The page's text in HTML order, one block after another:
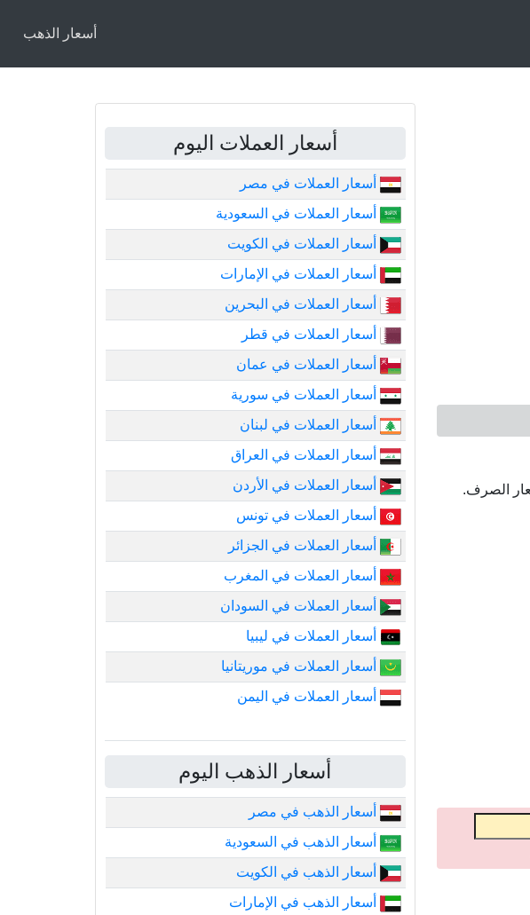
أسعار الذهب
أسعار العملات اليوم
أسعار العملات في مصر
أسعار العملات في السعودية
أسعار العملات في الكويت
أسعار العملات في الإمارات
أسعار العملات في البحرين
أسعار العملات في قطر
أسعار العملات في عمان
أسعار العملات في سورية
أسعار العملات في لبنان
أسعار العملات في العراق
أسعار العملات في الأردن
أسعار العملات في تونس
أسعار العملات في الجزائر
أسعار العملات في المغرب
أسعار العملات في السودان
أسعار العملات في ليبيا
أسعار العملات في موريتانيا
أسعار العملات في اليمن
أسعار الذهب اليوم
أسعار الذهب في مصر
أسعار الذهب في السعودية
أسعار الذهب في الكويت
أسعار الذهب في الإمارات